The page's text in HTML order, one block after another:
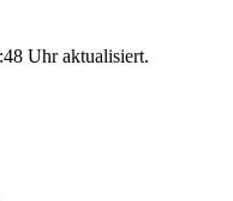
Uhr aktualisiert.